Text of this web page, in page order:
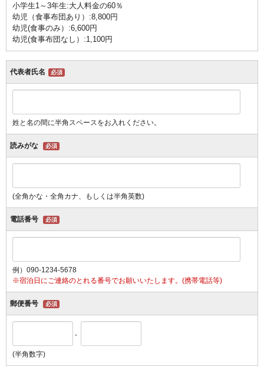
小学生1～3年生:大人料金の60％
幼児（食事布団あり）:8,800円
幼児(食事のみ）:6,600円
幼児(食事布団なし）:1,100円
代表者氏名 必須
姓と名の間に半角スペースをお入れください。
読みがな 必須
(全角かな・全角カナ、もしくは半角英数)
電話番号 必須
例）090-1234-5678
※宿泊日にご連絡のとれる番号でお願いいたします。(携帯電話等)
郵便番号 必須
-
(半角数字)